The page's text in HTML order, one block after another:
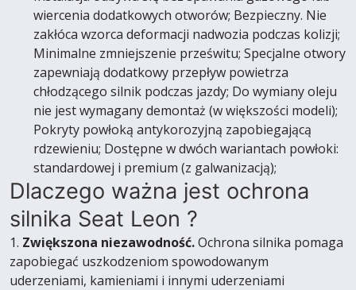
wiercenia dodatkowych otworów; Bezpieczny. Nie
zakłóca wzorca deformacji nadwozia podczas kolizji;
Minimalne zmniejszenie prześwitu; Specjalne otwory
zapewniają dodatkowy przepływ powietrza
chłodzącego silnik podczas jazdy; Do wymiany oleju
nie jest wymagany demontaż (w większości modeli);
Pokryty powłoką antykorozyjną zapobiegającą
rdzewieniu; Dostępne w dwóch wariantach powłoki:
standardowej i premium (z galwanizacją);
Dlaczego ważna jest ochrona
silnika Seat Leon ?
1. Zwiększona niezawodność.Ochrona silnika pomaga
zapobiegać uszkodzeniom spowodowanym
uderzeniami, kamieniami i innymi uderzeniami